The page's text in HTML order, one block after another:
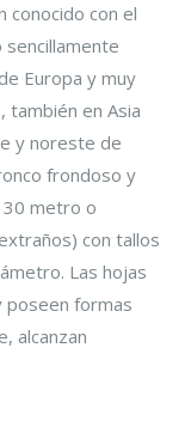
conocido con el
Europa y muy
también en Asia
y noreste de
frondoso y
30 metro o
con tallos
Las hojas
poseen formas
alcanzan